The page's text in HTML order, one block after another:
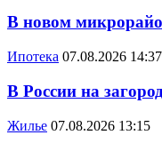
В новом
Ипотека 07.08.2026 14:37
В России на
Жилье 07.08.2026 13:15